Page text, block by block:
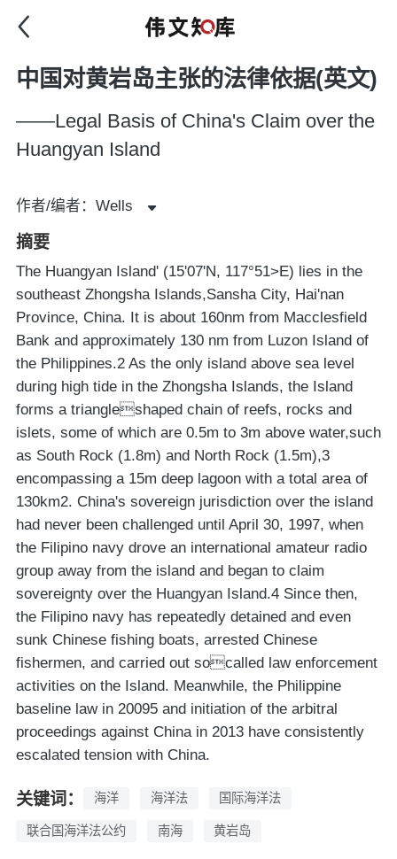
中国对黄岩岛主张的法律依据(英文)
——Legal Basis of China's Claim over the
Huangyan Island
作者/编者：Wells
摘要
The Huangyan Island' (15'07'N, 117°51>E) lies in the
southeast Zhongsha Islands,Sansha City, Hai'nan
Province, China. It is about 160nm from Macclesfield
Bank and approximately 130 nm from Luzon Island of
the Philippines.2 As the only island above sea level
during high tide in the Zhongsha Islands, the Island
forms a triangleshaped chain of reefs, rocks and
islets, some of which are 0.5m to 3m above water,such
as South Rock (1.8m) and North Rock (1.5m),3
encompassing a 15m deep lagoon with a total area of
130km2. China's sovereign jurisdiction over the island
had never been challenged until April 30, 1997, when
the Filipino navy drove an international amateur radio
group away from the island and began to claim
sovereignty over the Huangyan Island.4 Since then,
the Filipino navy has repeatedly detained and even
sunk Chinese fishing boats, arrested Chinese
fishermen, and carried out socalled law enforcement
activities on the Island. Meanwhile, the Philippine
baseline law in 20095 and initiation of the arbitral
proceedings against China in 2013 have consistently
escalated tension with China.
关键词： 海洋 海洋法 国际海洋法
联合国海洋法公约 南海 黄岩岛